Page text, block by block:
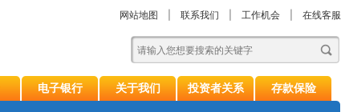
网站地图 联系我们 工作机会 在线客服
电子银行 关于我们 投资者关系 存款保险